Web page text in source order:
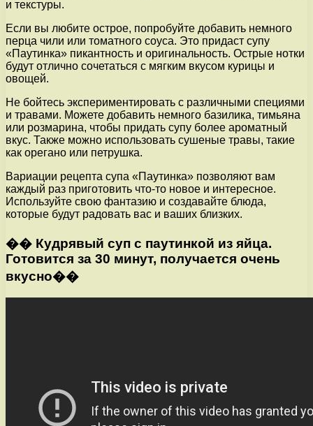
и текстуры.
Если вы любите острое, попробуйте добавить немного
перца чили или томатного соуса. Это придаст супу
«Паутинка» пикантность и оригинальность. Острые нотки
будут отлично сочетаться с мягким вкусом курицы и
овощей.
Не бойтесь экспериментировать с различными специями
и травами. Можете добавить немного базилика, тимьяна
или розмарина, чтобы придать супу более ароматный
вкус. Также можно использовать сушеные травы, такие
как орегано или петрушка.
Вариации рецепта супа «Паутинка» позволяют вам
каждый раз приготовить что-то новое и интересное.
Используйте свою фантазию и создавайте блюда,
которые будут радовать вас и ваших близких.
�� Кудрявый суп с паутинкой из яйца.
Готовится за 30 минут, получается очень
вкусно��